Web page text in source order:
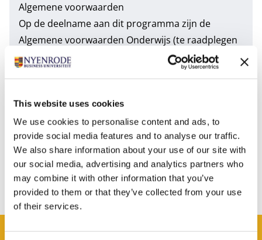
This website uses cookies
We use cookies to personalise content and ads, to
provide social media features and to analyse our traffic.
We also share information about your use of our site with
our social media, advertising and analytics partners who
may combine it with other information that you’ve
provided to them or that they’ve collected from your use
of their services.
Algemene voorwaarden
Op de deelname aan dit programma zijn de
Algemene voorwaarden Onderwijs (te raadplegen
via deze link) van toepassing en ze worden
(exclusief btw en bijkomende kosten, tenzij anders
aangegeven) en onder voorbehoud van periodieke
wijzigingen.